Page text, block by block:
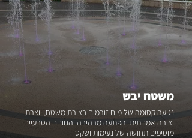
משטח יבש
נגיעה קסומה של מים זורמים בצורת משטח, יוצרת
יצירה אמנותית והפתעה מרהיבה. הגוונים הטבעיים
מוסיפים תחושה של נעימות ושקט